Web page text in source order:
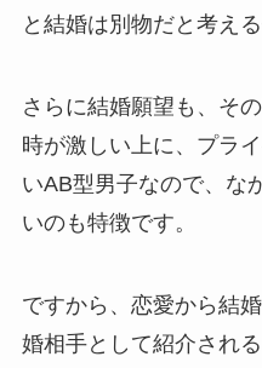
と結婚は別物だと考え
さらに結婚願望も、そ
時が激しい上に、プラ
いAB型男子なので、な
いのも特徴です。
ですから、恋愛から結
婚相手として紹介され